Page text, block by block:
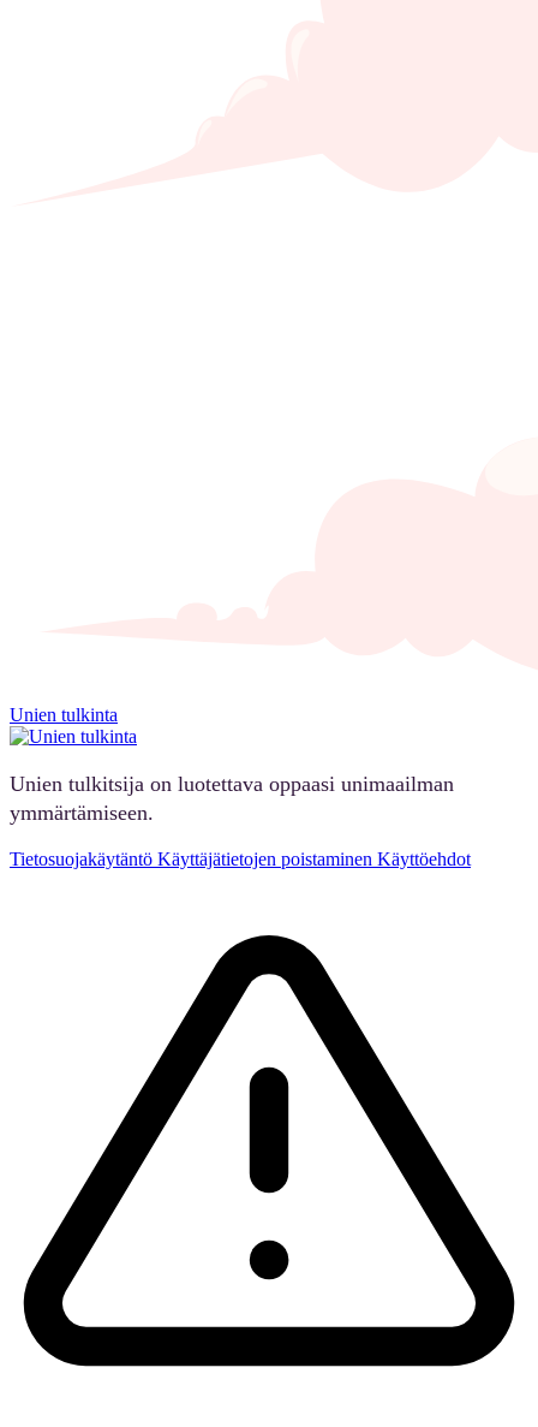
Unien tulkinta
Unien tulkitsija on luotettava oppaasi unimaailman
ymmärtämiseen.
Tietosuojakäytäntö Käyttäjätietojen poistaminen Käyttöehdot